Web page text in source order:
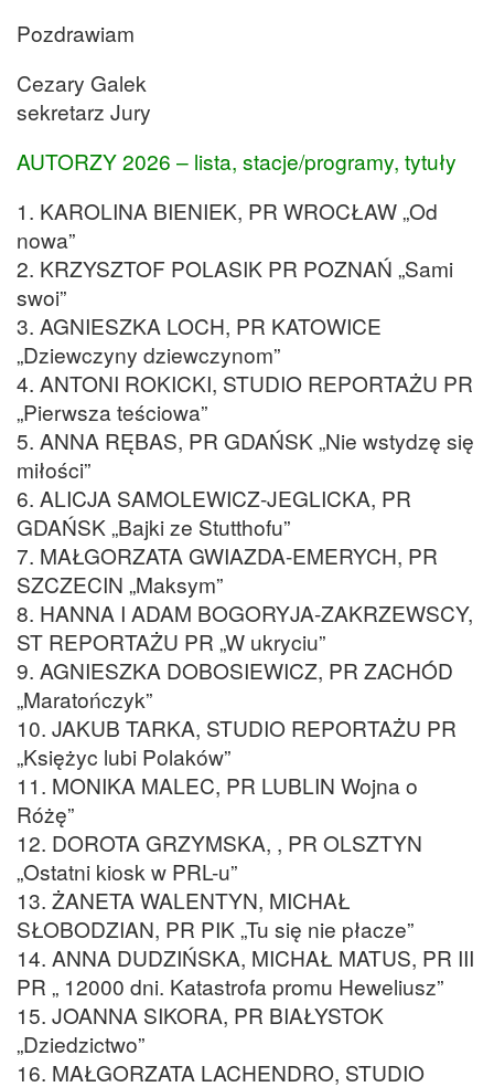
Pozdrawiam
Cezary Galek
sekretarz Jury
AUTORZY 2026 – lista, stacje/programy, tytuły
1. KAROLINA BIENIEK, PR WROCŁAW „Od
nowa”
2. KRZYSZTOF POLASIK PR POZNAŃ „Sami
swoi”
3. AGNIESZKA LOCH, PR KATOWICE
„Dziewczyny dziewczynom”
4. ANTONI ROKICKI, STUDIO REPORTAŻU PR
„Pierwsza teściowa”
5. ANNA RĘBAS, PR GDAŃSK „Nie wstydzę się
miłości”
6. ALICJA SAMOLEWICZ-JEGLICKA, PR
GDAŃSK „Bajki ze Stutthofu”
7. MAŁGORZATA GWIAZDA-EMERYCH, PR
SZCZECIN „Maksym”
8. HANNA I ADAM BOGORYJA-ZAKRZEWSCY,
ST REPORTAŻU PR „W ukryciu”
9. AGNIESZKA DOBOSIEWICZ, PR ZACHÓD
„Maratończyk”
10. JAKUB TARKA, STUDIO REPORTAŻU PR
„Księżyc lubi Polaków”
11. MONIKA MALEC, PR LUBLIN Wojna o
Różę”
12. DOROTA GRZYMSKA, , PR OLSZTYN
„Ostatni kiosk w PRL-u”
13. ŻANETA WALENTYN, MICHAŁ
SŁOBODZIAN, PR PIK „Tu się nie płacze”
14. ANNA DUDZIŃSKA, MICHAŁ MATUS, PR III
PR „ 12000 dni. Katastrofa promu Heweliusz”
15. JOANNA SIKORA, PR BIAŁYSTOK
„Dziedzictwo”
16. MAŁGORZATA LACHENDRO, STUDIO